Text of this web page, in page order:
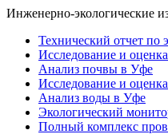
Инженерно-экологические
Технический отчет по
Исследование и
Анализ почвы в Уфе
Исследование и
Анализ воды в Уфе
Экологический
Полный комплекс